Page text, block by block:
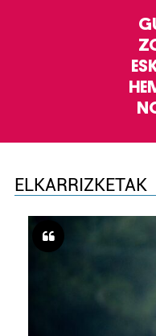
ELKARRIZKETAK